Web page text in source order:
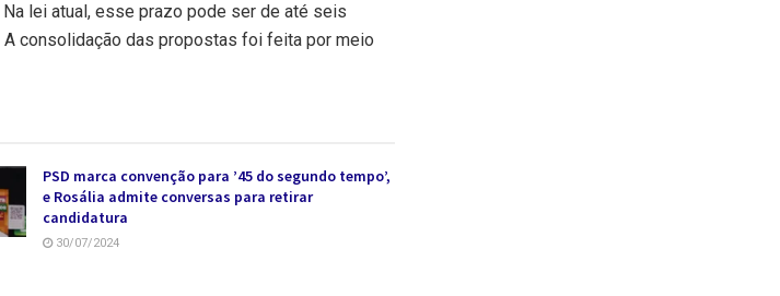
lei atual, esse prazo pode ser de até seis
consolidação das propostas foi feita por meio
PSD marca convenção para ’45 do segundo tempo’,
e Rosália admite conversas para retirar
candidatura
30/07/2024